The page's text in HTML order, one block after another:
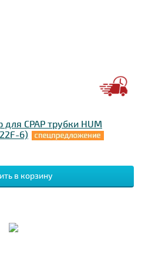
CPAP трубки HUM
6)